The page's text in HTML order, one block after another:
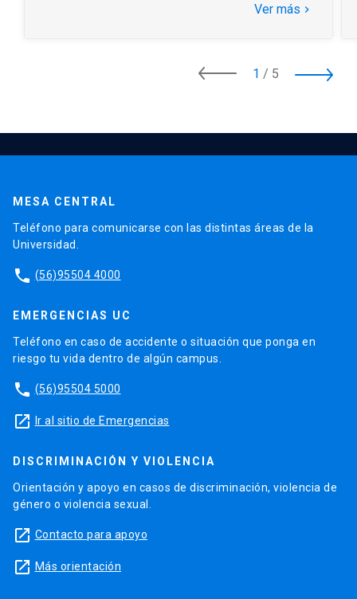
Ver más keyboard_arrow_right
1 / 5
MESA CENTRAL
Teléfono para comunicarse con las distintas áreas de la
Universidad.
phone (56)95504 4000
EMERGENCIAS UC
Teléfono en caso de accidente o situación que ponga en
riesgo tu vida dentro de algún campus.
phone (56)95504 5000
launch Ir al sitio de Emergencias
DISCRIMINACIÓN Y VIOLENCIA
Orientación y apoyo en casos de discriminación, violencia de
género o violencia sexual.
launch Contacto para apoyo
launch Más orientación